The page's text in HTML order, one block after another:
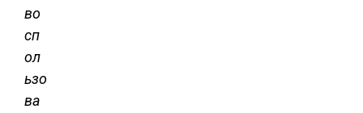
во
сп
ол
ьзо
ва